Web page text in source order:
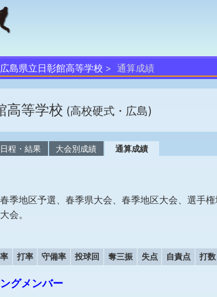
広島県立日彰館高等学校 通算成績
高等学校 (高校硬式・広島)
日程・結果 大会別成績 通算成績
季地区予選、春季県大会、春季地区大会、選手
会。
打率 守備率 投球回 奪三振 失点 自責点 打数
グメンバー